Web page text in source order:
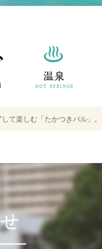
て楽しむ「たかつきバル」。